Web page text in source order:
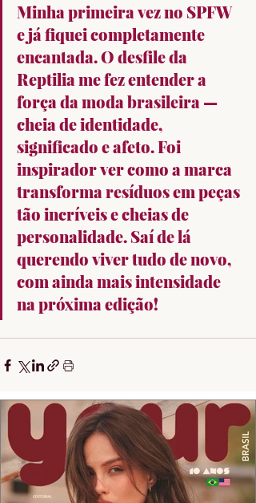
Minha primeira vez no SPFW
e já fiquei completamente
encantada. O desfile da
Reptilia me fez entender a
força da moda brasileira —
cheia de identidade,
significado e afeto. Foi
inspirador ver como a marca
transforma resíduos em peças
tão incríveis e cheias de
personalidade. Saí de lá
querendo viver tudo de novo,
com ainda mais intensidade
na próxima edição!